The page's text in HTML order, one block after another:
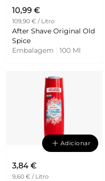
10,99 €
109,90 € / Litro
After Shave Original Old
Spice
Embalagem
100 Ml
Adicionar
3,84 €
9,60 € / Litro